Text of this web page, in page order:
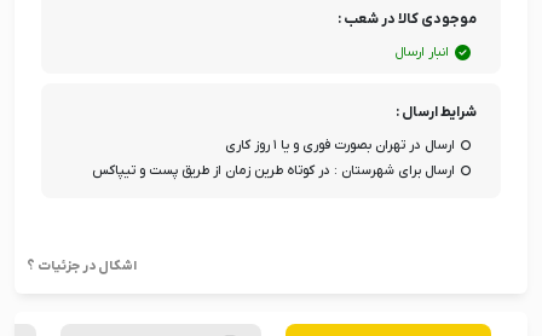
موجودی کالا در شعب :
انبار ارسال
شرایط ارسال :
ارسال در تهران بصورت فوری و یا ۱ روز کاری
ارسال برای شهرستان : در کوتاه طرین زمان از طریق پست و تیپاکس
اشکال در جزئیات ؟